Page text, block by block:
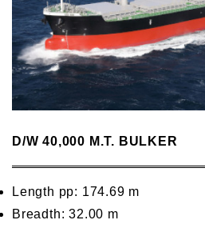
D/W 40,000 M.T. BULKER
Length pp: 174.69 m
Breadth: 32.00 m